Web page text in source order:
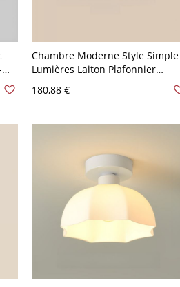
Chambre Moderne Style
Lumières Laiton Plafonnier
LED/Incandescent/Fluorescent,
120V, 14"
180,88 €